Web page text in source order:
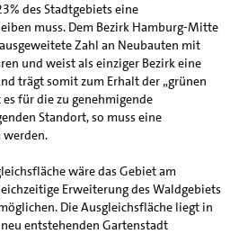
des Stadtgebiets eine
muss. Dem Bezirk Hamburg-Mitte
Zahl an Neubauten mit
und weist als einziger Bezirk eine
trägt somit zum Erhalt der „grünen
für die zu genehmigende
Standort, so muss eine
werden.
wäre das Gebiet am
Erweiterung des Waldgebiets
Die Ausgleichsfläche liegt in
entstehenden Gartenstadt